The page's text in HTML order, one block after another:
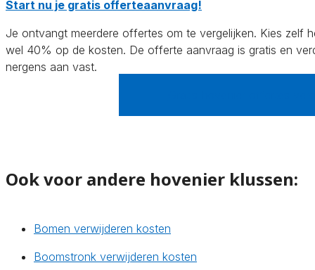
Start nu je gratis offerteaanvraag!
Je ontvangt meerdere offertes om te vergelijken. Kies zelf
wel 40% op de kosten. De offerte aanvraag is gratis en
nergens aan vast.
Ook voor andere hovenier klussen:
Bomen verwijderen kosten
Boomstronk verwijderen kosten